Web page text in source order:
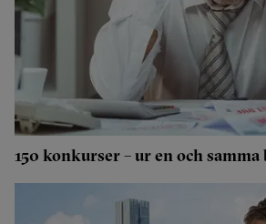
150 konkurser – ur en och